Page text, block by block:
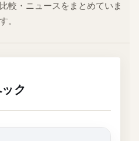
較・ニュースをまとめていま
す。
ク